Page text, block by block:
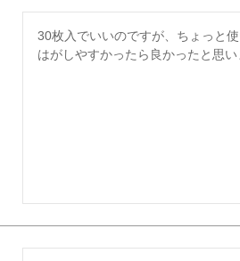
30枚入でいいのですが、ちょっと
はがしやすかったら良かったと思い